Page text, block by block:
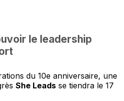
le leadership
du 10e anniversaire, une
She Leads se tiendra le 17